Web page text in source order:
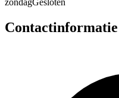
zondagGesloten
Contactinformatie